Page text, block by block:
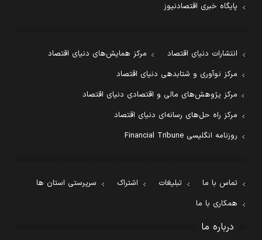
پایگاه خبری اقتصادنیوز
انتشارات دنیای اقتصاد
مرکز همایش‌های دنیای اقتصاد
مرکز نوآوری و شتابدهی دنیای اقتصاد
مرکز پژوهش‌های مالی و اقتصادی دنیای اقتصاد
مرکز راه حل‌های رسانه‌ای دنیای اقتصاد
روزنامه انگلیسی Financial Tribune
تماس با ما تبلیغات اشتراک
سرپرستی استان ها
همکاری با ما
درباره ما